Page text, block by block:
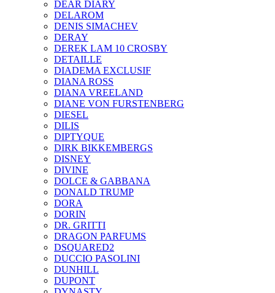
DEAR DIARY
DELAROM
DENIS SIMACHEV
DERAY
DEREK LAM 10 CROSBY
DETAILLE
DIADEMA EXCLUSIF
DIANA ROSS
DIANA VREELAND
DIANE VON FURSTENBERG
DIESEL
DILIS
DIPTYQUE
DIRK BIKKEMBERGS
DISNEY
DIVINE
DOLCE & GABBANA
DONALD TRUMP
DORA
DORIN
DR. GRITTI
DRAGON PARFUMS
DSQUARED2
DUCCIO PASOLINI
DUNHILL
DUPONT